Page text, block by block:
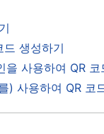
생성하기
을 사용하여 QR
) 사용하여 QR 코